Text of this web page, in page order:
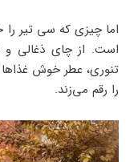
اما چیزی که سی تیر
است. از چای ذغالی و
تنوری، عطر خوش
را رقم می‌زند.